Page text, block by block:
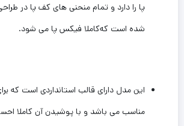
پا را دارد و تمام ‌منحنی های کف پا در
شده است که‌کاملا فیکس پا می شود.
این‌ مدل دارای قالب استانداردی است که
مناسب می باشد و با پوشیدن آن کاملا